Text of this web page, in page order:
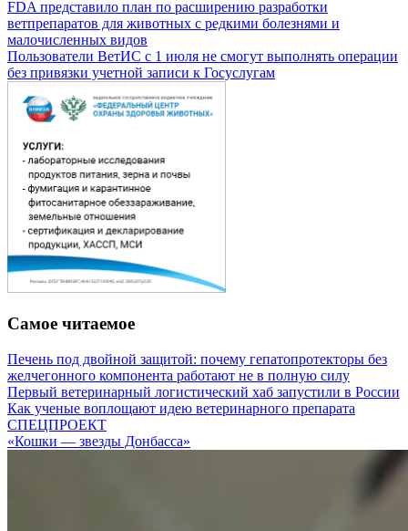
FDA представило план по расширению разработки
ветпрепаратов для животных с редкими болезнями и
малочисленных видов
Пользователи ВетИС с 1 июля не смогут выполнять операции
без привязки учетной записи к Госуслугам
Самое читаемое
Печень под двойной защитой: почему гепатопротекторы без
желчегонного компонента работают не в полную силу
Первый ветеринарный логистический хаб запустили в России
Как ученые воплощают идею ветеринарного препарата
СПЕЦПРОЕКТ
«Кошки — звезды Донбасса»